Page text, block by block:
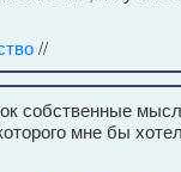
//
собственные
мне бы